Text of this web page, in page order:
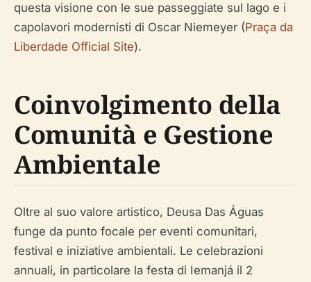
questa visione con le sue passeggiate sul lago e i
capolavori modernisti di Oscar Niemeyer (Praça da
Liberdade Official Site).
Coinvolgimento della
Comunità e Gestione
Ambientale
Oltre al suo valore artistico, Deusa Das Águas
funge da punto focale per eventi comunitari,
festival e iniziative ambientali. Le celebrazioni
annuali, in particolare la festa di Iemanjá il 2